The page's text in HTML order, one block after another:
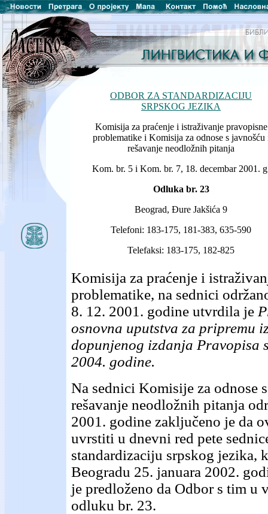
ODBOR ZA STANDARDIZACIJU
SRPSKOG JEZIKA
Komisija za praćenje i istraživanje pravopisne
problematike i Komisija za odnose s javnošću
rešavanje neodložnih pitanja
Kom. br. 5 i Kom. br. 7, 18. decembar 2001.
Odluka br. 23
Beograd, Đure Jakšića 9
Telefoni: 183-175, 181-383, 635-590
Telefaksi: 183-175, 182-825
Komisija za praćenje i
problematike, na sednici
8. 12. 2001. godine utvrdila je
osnovna uputstva za pripremu
dopunjenog izdanja Pravopisa
2004. godine.
Na sednici Komisije za odnose
rešavanje neodložnih pitanja
2001. godine zaključeno je da
uvrstiti u dnevni red pete
standardizaciju srpskog jezika,
Beogradu 25. januara 2002.
je predloženo da Odbor s tim u
odluku br. 23.